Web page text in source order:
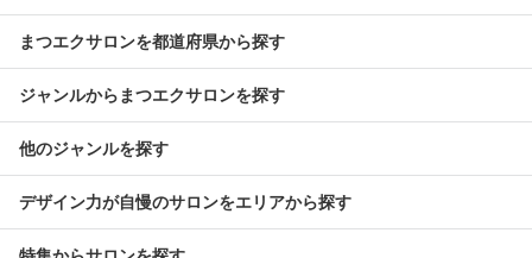
まつエクサロンを都道府県から探す
ジャンルからまつエクサロンを探す
他のジャンルを探す
デザイン力が自慢のサロンをエリアから探す